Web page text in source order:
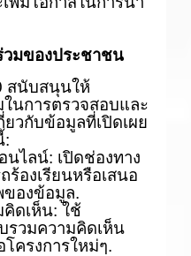
วมของประชาชน
สนับสนุนให้
นการตรวจสอบและ
วกับข้อมูลที่เปิดเผย
:
ไลน์: เปิดช่องทาง
องเรียนหรือเสนอ
องข้อมูล.
ดเห็น: ใช้
รวมความคิดเห็น
ครงการใหม่ๆ.